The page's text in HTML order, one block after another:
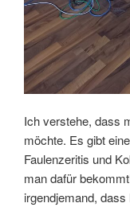
Ich verstehe, dass
möchte. Es gibt
Faulenzeritis und
man dafür
irgendjemand,